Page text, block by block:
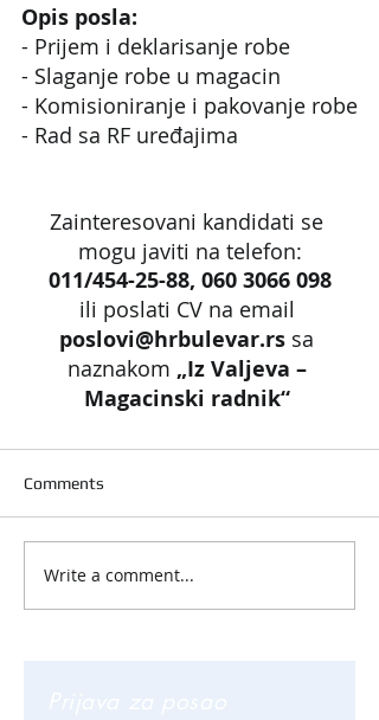
Opis posla:
- Prijem i deklarisanje robe
- Slaganje robe u magacin
- Komisioniranje i pakovanje robe
- Rad sa RF uređajima
Zainteresovani kandidati se
mogu javiti na telefon:
011/454-25-88, 060 3066 098
ili poslati CV na email
poslovi@hrbulevar.rs sa
naznakom „Iz Valjeva –
Magacinski radnik“
Comments
Write a comment...